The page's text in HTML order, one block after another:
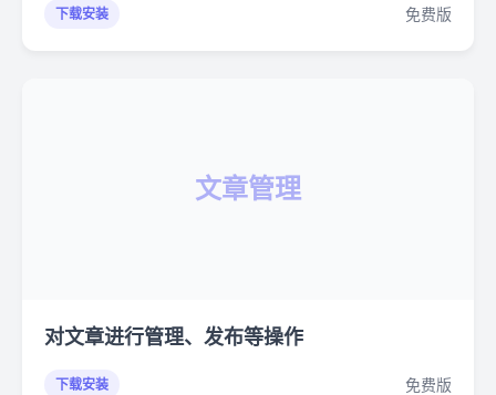
下载安装 免费版
文章管理
对文章进行管理、发布等操作
下载安装 免费版